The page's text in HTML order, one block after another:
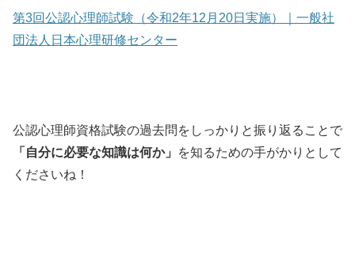
第3回公認心理師試験（令和2年12月20日実施）｜一般社
団法人日本心理研修センター
公認心理師資格試験の過去問をしっかりと振り返ることで
「自分に必要な知識は何か」
を知るための手がかりとして
くださいね！